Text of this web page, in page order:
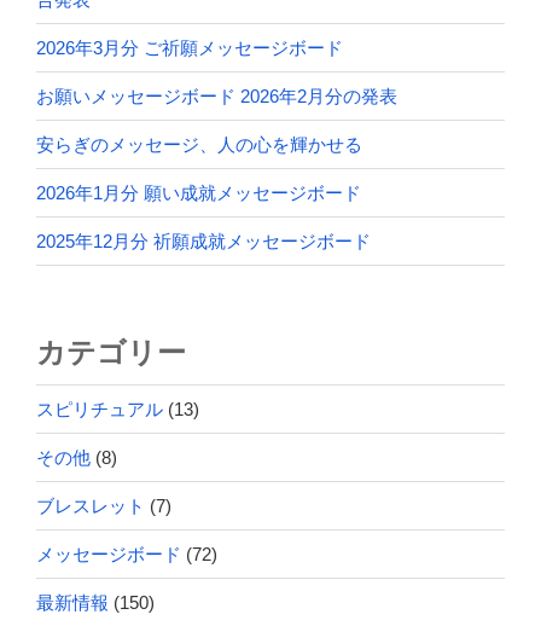
2026年3月分 ご祈願メッセージボード
お願いメッセージボード 2026年2月分の発表
安らぎのメッセージ、人の心を輝かせる
2026年1月分 願い成就メッセージボード
2025年12月分 祈願成就メッセージボード
カテゴリー
スピリチュアル (13)
その他 (8)
ブレスレット (7)
メッセージボード (72)
最新情報 (150)